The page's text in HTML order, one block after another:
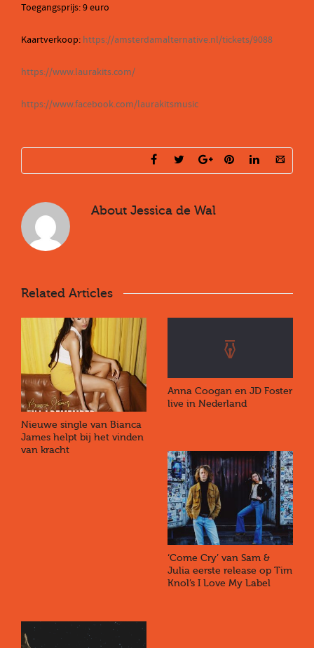
Toegangsprijs: 9 euro
Kaartverkoop: https://amsterdamalternative.nl/tickets/9088
https://www.laurakits.com/
https://www.facebook.com/laurakitsmusic
About Jessica de Wal
Related Articles
Nieuwe single van Bianca
James helpt bij het vinden
van kracht
Anna Coogan en JD Foster
live in Nederland
‘Come Cry’ van Sam &
Julia eerste release op Tim
Knol’s I Love My Label